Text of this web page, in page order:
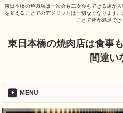
東日本橋の焼肉店は一次会も二次会もできる店が
を変えることでのデメリットは一切なくなります
ことで皆が満足でき
東日本橋の焼肉店は食事
間違い
MENU